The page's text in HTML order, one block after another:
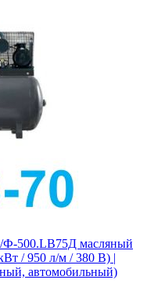
Ф-500.LB75Д масляный
/ 950 л/м / 380 В) |
автомобильный)